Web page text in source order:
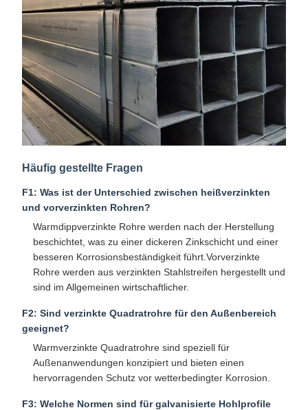
Häufig gestellte Fragen
F1: Was ist der Unterschied zwischen heißverzinkten
und vorverzinkten Rohren?
Warmdippverzinkte Rohre werden nach der Herstellung
beschichtet, was zu einer dickeren Zinkschicht und einer
besseren Korrosionsbeständigkeit führt.Vorverzinkte
Rohre werden aus verzinkten Stahlstreifen hergestellt und
sind im Allgemeinen wirtschaftlicher.
F2: Sind verzinkte Quadratrohre für den Außenbereich
geeignet?
Warmverzinkte Quadratrohre sind speziell für
Außenanwendungen konzipiert und bieten einen
hervorragenden Schutz vor wetterbedingter Korrosion.
F3: Welche Normen sind für galvanisierte Hohlprofile